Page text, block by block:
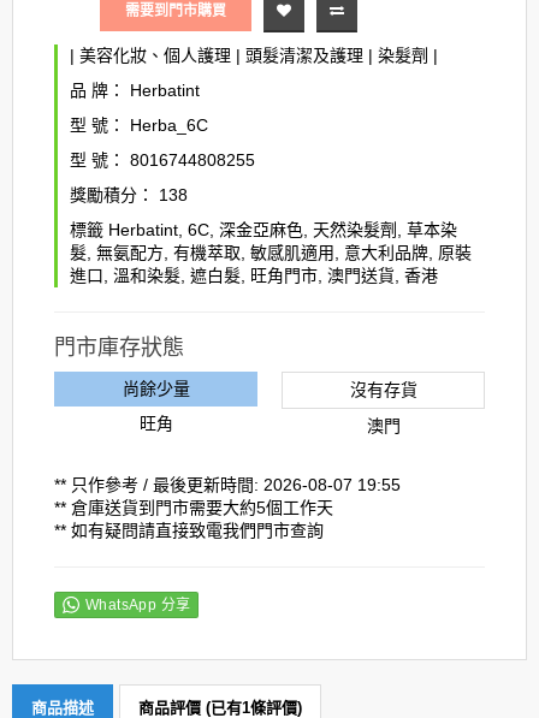
需要到門市購買
| 美容化妝、個人護理 | 頭髮清潔及護理 | 染髮劑 |
品 牌：
Herbatint
型 號：
Herba_6C
型 號：
8016744808255
獎勵積分：
138
標籤 Herbatint 6C 深金亞麻色 天然染髮劑
草本染
髮 無氨配方 有機萃取 敏感肌適用 意大利品牌 原裝
進口 溫和染髮 遮白髮 旺角門市 澳門送貨 香港
門市庫存狀態
尚餘少量
旺角
沒有存貨
澳門
** 只作參考 / 最後更新時間: 2026-08-07 19:55
** 倉庫送貨到門市需要大約5個工作天
** 如有疑問請直接致電我們門市查詢
WhatsApp 分享
商品描述 商品評價 (已有1條評價)